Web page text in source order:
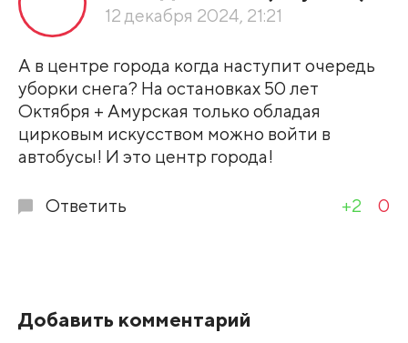
По рейтингу
12 декабря 2024, 21:21
А в центре города когда наступит очередь
уборки снега? На остановках 50 лет
Октября + Амурская только обладая
цирковым искусством можно войти в
автобусы! И это центр города!
Ответить +2 0
Добавить комментарий